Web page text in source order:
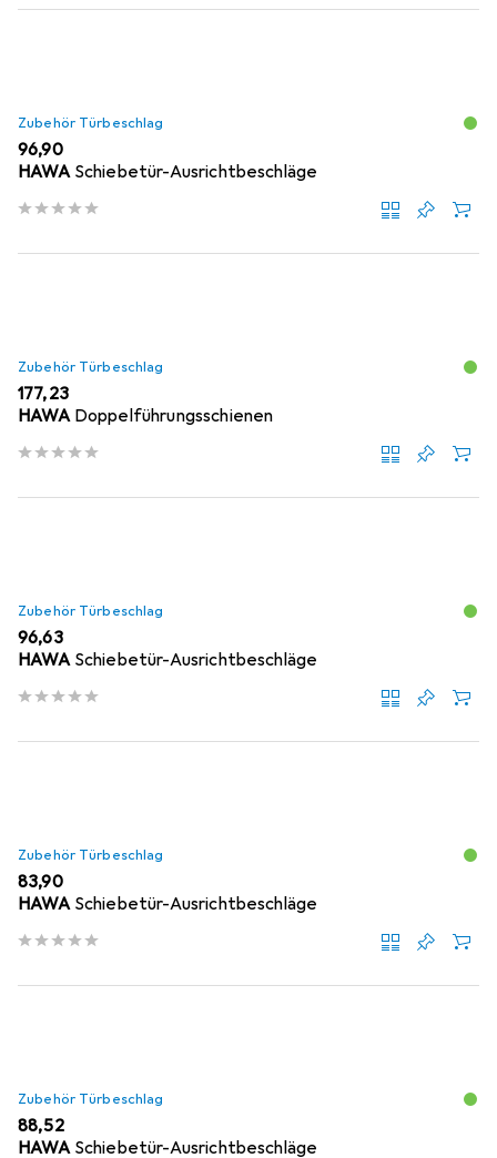
Zubehör Türbeschlag
EUR
96,90
HAWA Schiebetür-Ausrichtbeschläge
Zubehör Türbeschlag
EUR
177,23
HAWA Doppelführungsschienen
Zubehör Türbeschlag
EUR
96,63
HAWA Schiebetür-Ausrichtbeschläge
Zubehör Türbeschlag
EUR
83,90
HAWA Schiebetür-Ausrichtbeschläge
Zubehör Türbeschlag
EUR
88,52
HAWA Schiebetür-Ausrichtbeschläge